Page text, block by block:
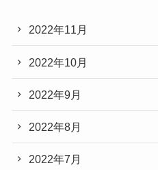
2022年11月
2022年10月
2022年9月
2022年8月
2022年7月